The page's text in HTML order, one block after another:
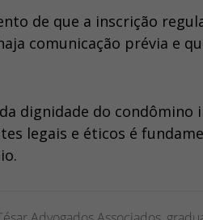
de que a inscrição
comunicação prévia e
dignidade do condômino
legais e éticos é